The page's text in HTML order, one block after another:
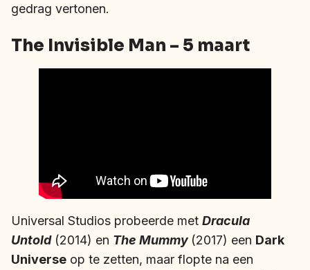
gedrag vertonen.
The Invisible Man – 5 maart
Universal Studios probeerde met Dracula
Untold(2014) en The Mummy (2017) een Dark
Universe op te zetten, maar flopte na een